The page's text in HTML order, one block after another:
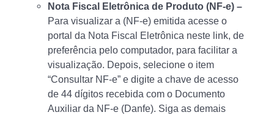
Nota Fiscal Eletrônica de Produto (NF-e) –
Para visualizar a (NF-e) emitida acesse o
portal da Nota Fiscal Eletrônica neste link, de
preferência pelo computador, para facilitar a
visualização. Depois, selecione o item
“Consultar NF-e” e digite a chave de acesso
de 44 dígitos recebida com o Documento
Auxiliar da NF-e (Danfe). Siga as demais